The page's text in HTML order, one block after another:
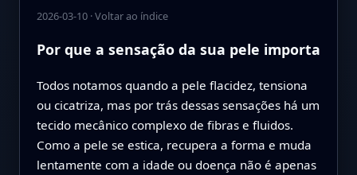
2026-03-10·Voltar ao índice
Por que a sensação da sua pele importa
Todos notamos quando a pele flacidez, tensiona
ou cicatriza, mas por trás dessas sensações há um
tecido mecânico complexo de fibras e fluidos.
Como a pele se estica, recupera a forma e muda
lentamente com a idade ou doença não é apenas